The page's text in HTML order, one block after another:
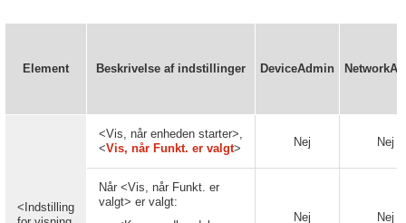
Element Beskrivelse af indstillinger DeviceAdmin
<Indstilling
<Vis, når enheden starter>,
<Vis, når Funkt. er valgt> Nej Nej
Når <Vis, når Funkt. er
valgt> er valgt:
Nej Nej